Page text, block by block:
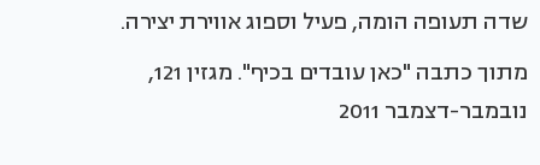
שדה תעופה הומה, פעיל וספוג אווירת יצירה.
מתוך כתבה "כאן עובדים בכיף". מגזין 121,
נובמבר-דצמבר 2011